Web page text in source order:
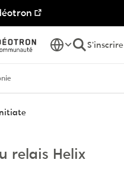
S'inscrire
de forum
relais Helix